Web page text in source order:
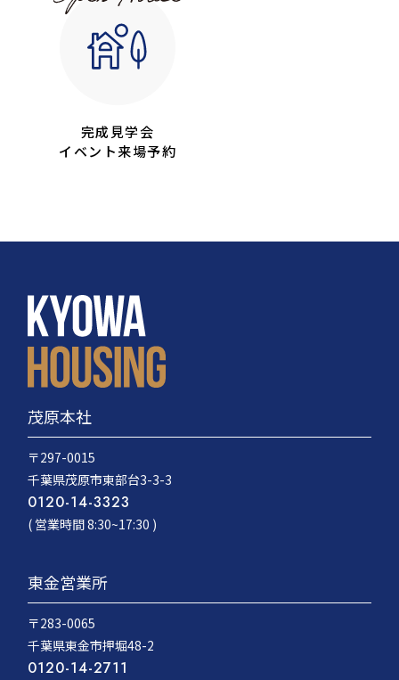
完成見学会
イベント来場予約
茂原本社
〒297-0015
千葉県茂原市東部台3-3-3
0120-14-3323
( 営業時間 8:30~17:30 )
東金営業所
〒283-0065
千葉県東金市押堀48-2
0120-14-2711